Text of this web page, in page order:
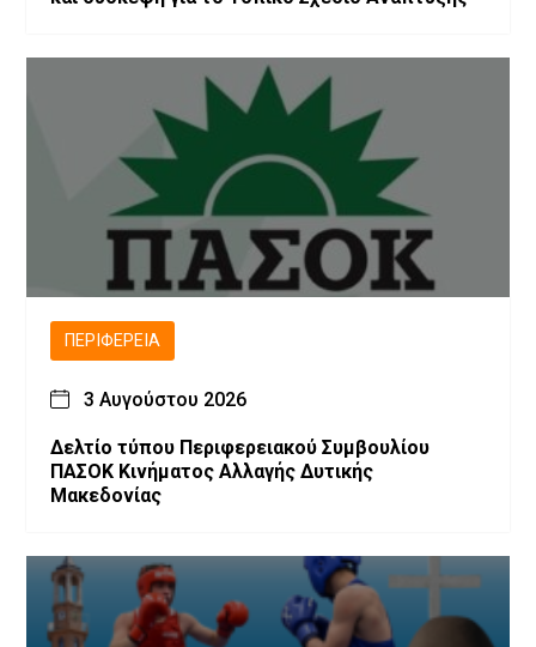
ΠΕΡΙΦΈΡΕΙΑ
3 Αυγούστου 2026
Δελτίο τύπου Περιφερειακού Συμβουλίου
ΠΑΣΟΚ Κινήματος Αλλαγής Δυτικής
Μακεδονίας